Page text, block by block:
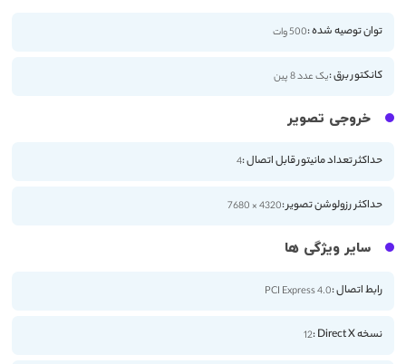
توان توصیه شده :500 وات
کانکتور برق :یک عدد 8 پین
خروجی تصویر
حداکثر تعداد مانیتور قابل اتصال :4
حداکثر رزولوشن تصویر :4320 × 7680
سایر ویژگی ها
رابط اتصال :PCI Express 4.0
نسخه Direct X : 12